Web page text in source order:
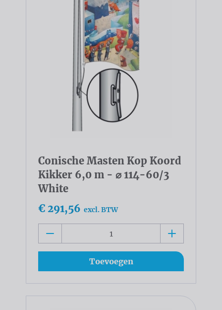
Conische Masten Kop Koord
Kikker 6,0 m - ⌀ 114-60/3
White
€ 291,56 excl. BTW
Toevoegen